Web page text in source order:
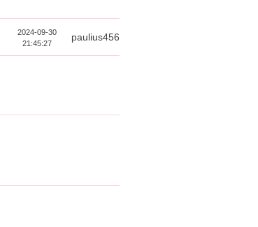
2024-09-30
21:45:27
paulius456